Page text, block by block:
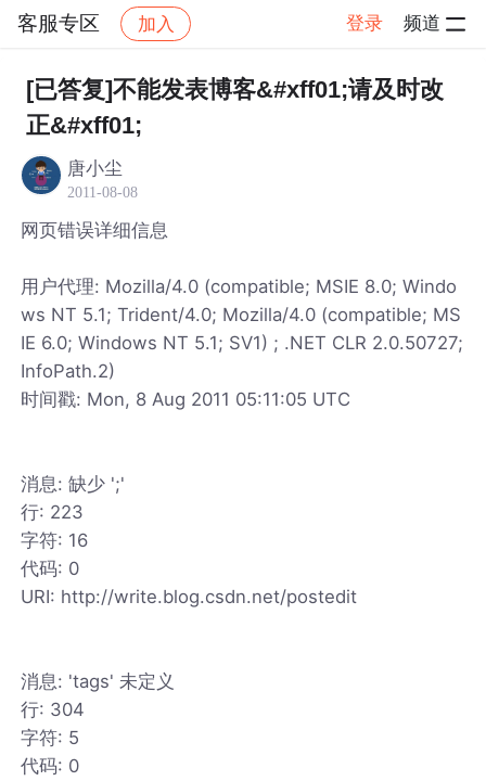
客服专区 加入 登录 频道
社区 客服专区 帖子详情
[已答复]不能发表博客&#xff01;请及时改
正&#xff01;
唐小尘
2011-08-08
网页错误详细信息
用户代理: Mozilla/4.0 (compatible; MSIE 8.0; Windo
ws NT 5.1; Trident/4.0; Mozilla/4.0 (compatible; MS
IE 6.0; Windows NT 5.1; SV1) ; .NET CLR 2.0.50727;
InfoPath.2)
时间戳: Mon, 8 Aug 2011 05:11:05 UTC
消息: 缺少 ';'
行: 223
字符: 16
代码: 0
URI: http://write.blog.csdn.net/postedit
消息: 'tags' 未定义
行: 304
字符: 5
代码: 0